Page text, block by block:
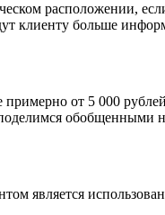
расположении,
клиенту больше
примерно от 5 000
является